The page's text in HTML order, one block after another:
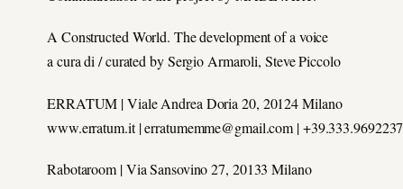
A Constructed World. The development of a voice
a cura di / curated by Sergio Armaroli, Steve Piccolo
ERRATUM | Viale Andrea Doria 20, 20124 Milano
www.erratum.it | erratumemme@gmail.com | +39.333.9692237
Rabotaroom | Via Sansovino 27, 20133 Milano